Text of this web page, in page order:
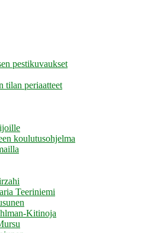
pestikuvaukset
tilan periaatteet
koulutusohjelma
Teeriniemi
Kitinoja